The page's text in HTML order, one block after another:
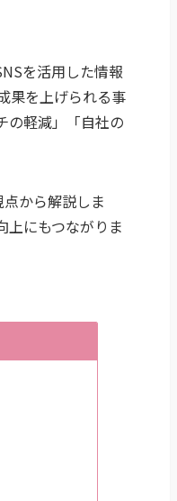
を活用した情報
果を上げられる事
の軽減」「自社の
から解説しま
上にもつながりま